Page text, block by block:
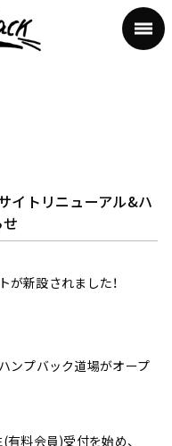
イトリニューアル&ハ
新設されました！
ンプバック道場がオープ
料会員)受付を始め、